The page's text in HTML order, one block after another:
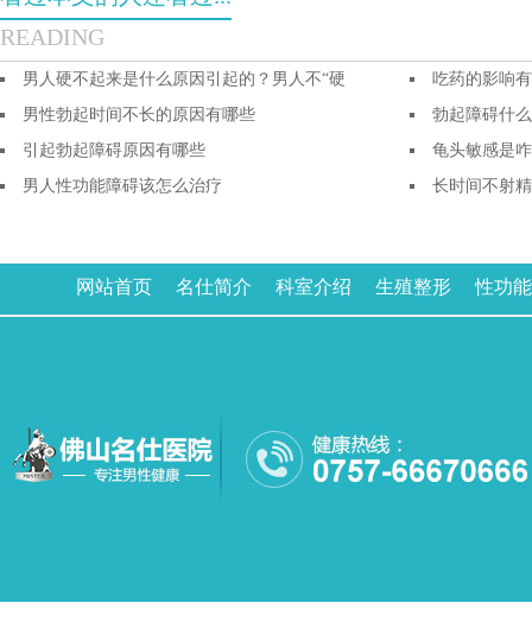
READING
男人硬不起来是什么原因引起的？男人不“硬
吃药的影响
男性勃起时间不长的原因有哪些
勃起障碍什
引起勃起障碍原因有哪些
龟头敏感是
男人性功能障碍该怎么治疗
长时间不射
网站首页 名仕简介 科室介绍 生殖整形 性功